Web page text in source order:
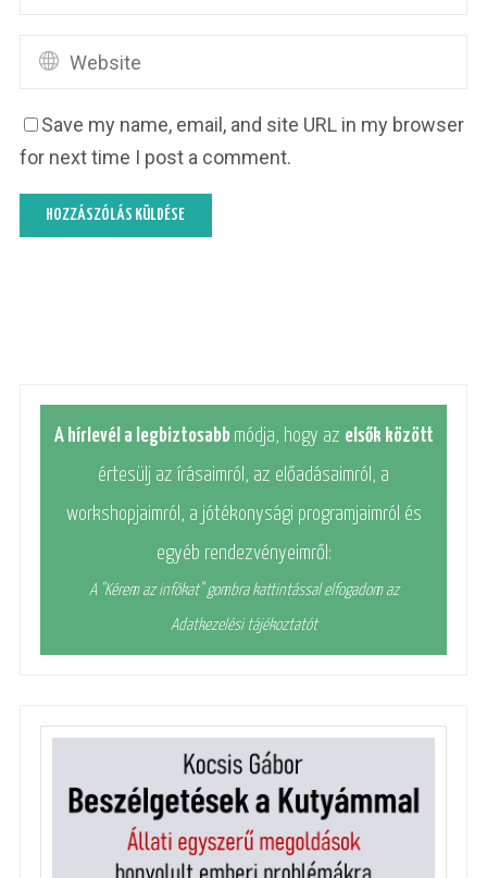
Save my name, email, and site URL in my browser
for next time I post a comment.
A hírlevél a legbiztosabb módja, hogy az elsők között
értesülj az írásaimról, az előadásaimról, a
workshopjaimról, a jótékonysági programjaimról és
egyéb rendezvényeimről:
A "Kérem az infókat" gombra kattintással elfogadom az
Adatkezelési tájékoztatót